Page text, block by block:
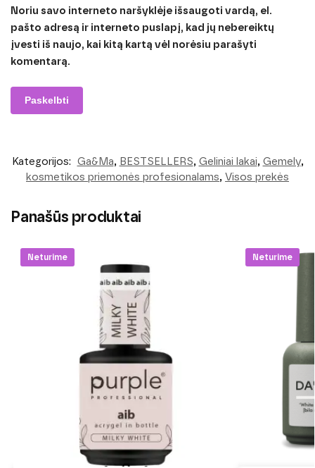
Noriu savo interneto naršyklėje išsaugoti vardą, el.
pašto adresą ir interneto puslapį, kad jų nebereiktų
įvesti iš naujo, kai kitą kartą vėl norėsiu parašyti
komentarą.
Kategorijos: Ga&Ma, BESTSELLERS, Geliniai lakai, Gemely,
kosmetikos priemonės profesionalams, Visos prekės
Panašūs produktai
Neturime Neturime